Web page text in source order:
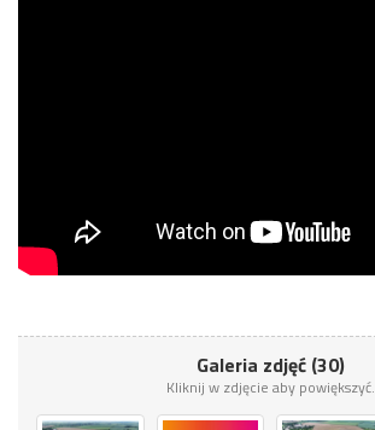
Galeria zdjęć (30)
Kliknij w zdjęcie aby powiększyć.